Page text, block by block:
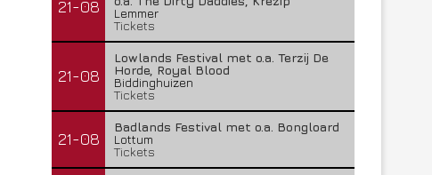
21-08
Lemmer
Tickets
21-08
Lowlands Festival met o.a. Terzij De
Horde, Royal Blood
Biddinghuizen
Tickets
21-08
Badlands Festival met o.a. Bongloard
Lottum
Tickets